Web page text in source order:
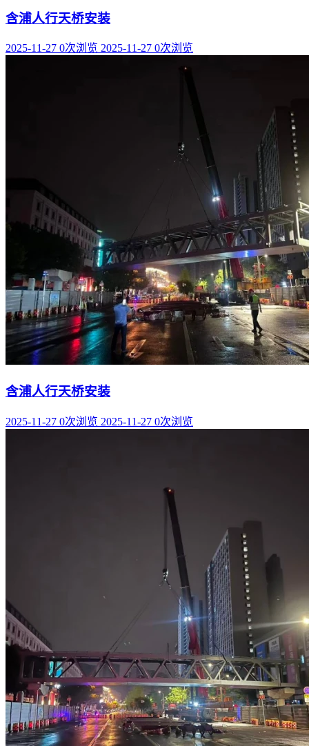
含浦人行天桥安装
2025-11-27 0次浏览 2025-11-27 0次浏览
含浦人行天桥安装
2025-11-27 0次浏览 2025-11-27 0次浏览